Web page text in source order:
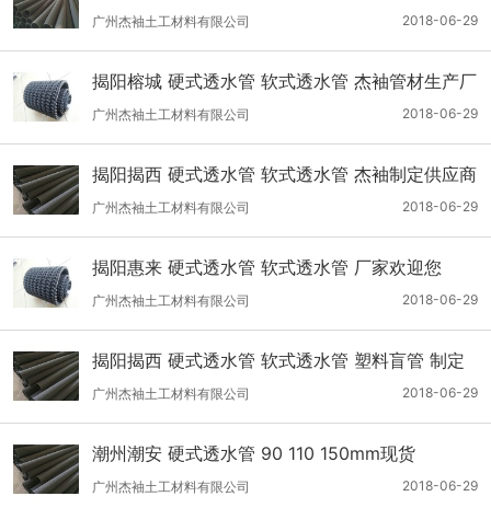
2018-06-29
广州杰袖土工材料有限公司
揭阳榕城 硬式透水管 软式透水管 杰袖管材生产厂
2018-06-29
广州杰袖土工材料有限公司
揭阳揭西 硬式透水管 软式透水管 杰袖制定供应商
2018-06-29
广州杰袖土工材料有限公司
揭阳惠来 硬式透水管 软式透水管 厂家欢迎您
2018-06-29
广州杰袖土工材料有限公司
揭阳揭西 硬式透水管 软式透水管 塑料盲管 制定
供应商
2018-06-29
广州杰袖土工材料有限公司
潮州潮安 硬式透水管 90 110 150mm现货
2018-06-29
广州杰袖土工材料有限公司